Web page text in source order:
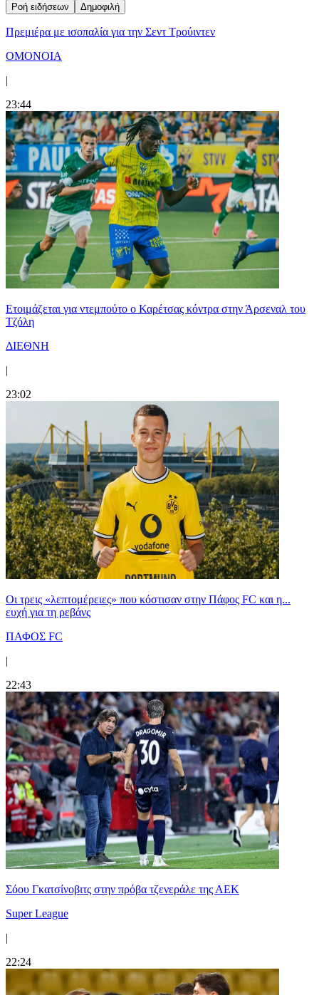
Ροή ειδήσεων Δημοφιλή
Πρεμιέρα με ισοπαλία για την Σεντ Τρούιντεν
ΟΜΟΝΟΙΑ
|
23:44
Ετοιμάζεται για ντεμπούτο ο Καρέτσας κόντρα στην Άρσεναλ του
Τζόλη
ΔΙΕΘΝΗ
|
23:02
Οι τρεις «λεπτομέρειες» που κόστισαν στην Πάφος FC και η...
ευχή για τη ρεβάνς
ΠΑΦΟΣ FC
|
22:43
Σόου Γκατσίνοβιτς στην πρόβα τζενεράλε της ΑΕΚ
Super League
|
22:24